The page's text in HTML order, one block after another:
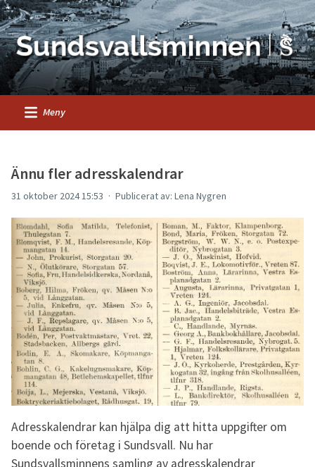
Meny
Ännu fler adresskalendrar
31 oktober 2024 15:53 Publicerat av: Lena Nygren
Adresskalendrar kan hjälpa dig att hitta uppgifter om
boende och företag i Sundsvall. Nu har
Sundsvallsminnens samling av adresskalendrar